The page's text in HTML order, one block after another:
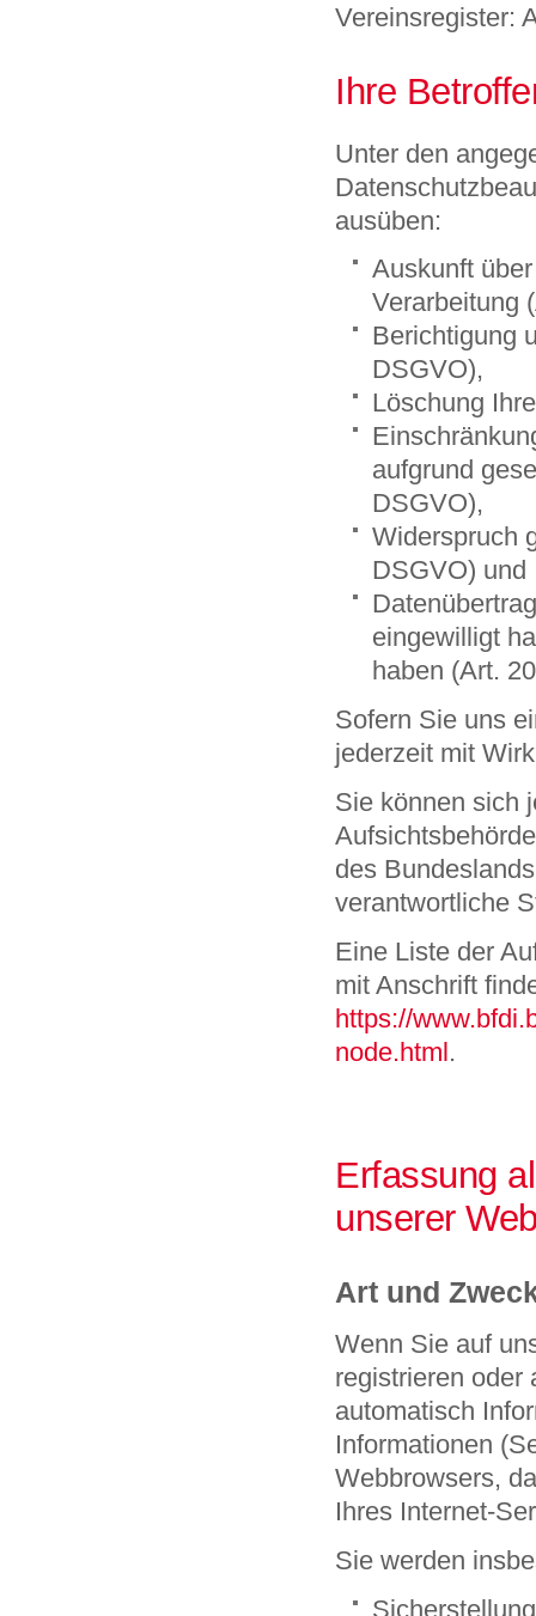
Vereinsregister:
Ihre
Unter den
ausüben:
Auskunft
Verarbeitung
Berichtigung
DSGVO),
Löschung
aufgrund
DSGVO),
Widerspruch
DSGVO) und
eingewilligt
haben (Art.
Sofern Sie uns
jederzeit mit
Sie können sich
des
verantwortliche
Eine Liste der
mit Anschrift
https://
node.html.
Erfassung
unserer
Art und
Wenn Sie auf
registrieren oder
automatisch
Informationen
Webbrowsers,
Ihres Internet-
Sie werden